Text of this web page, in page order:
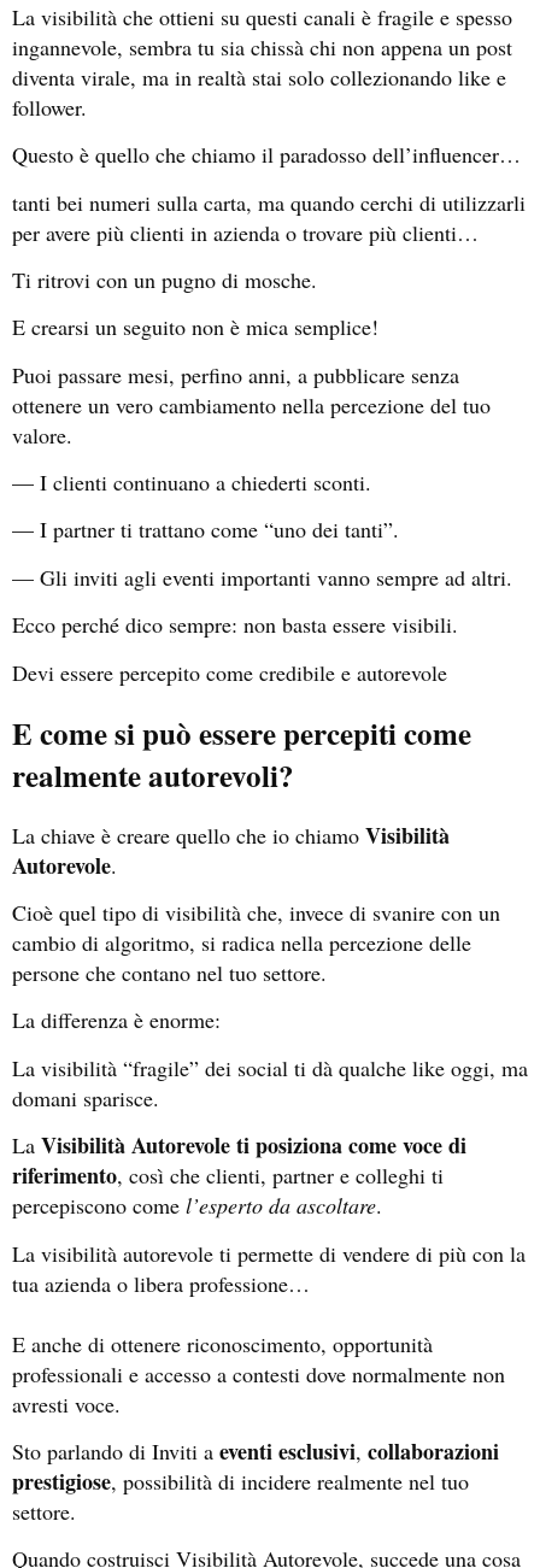
La visibilità che ottieni su questi canali è fragile e spesso
ingannevole, sembra tu sia chissà chi non appena un post
diventa virale, ma in realtà stai solo collezionando like e
follower.
Questo è quello che chiamo il paradosso dell’influencer…
tanti bei numeri sulla carta, ma quando cerchi di utilizzarli
per avere più clienti in azienda o trovare più clienti…
Ti ritrovi con un pugno di mosche.
E crearsi un seguito non è mica semplice!
Puoi passare mesi, perfino anni, a pubblicare senza
ottenere un vero cambiamento nella percezione del tuo
valore.
— I clienti continuano a chiederti sconti.
— I partner ti trattano come “uno dei tanti”.
— Gli inviti agli eventi importanti vanno sempre ad altri.
Ecco perché dico sempre: non basta essere visibili.
Devi essere percepito come credibile e autorevole
E come si può essere percepiti come
realmente autorevoli?
La chiave è creare quello che io chiamo Visibilità
Autorevole.
Cioè quel tipo di visibilità che, invece di svanire con un
cambio di algoritmo, si radica nella percezione delle
persone che contano nel tuo settore.
La differenza è enorme:
La visibilità “fragile” dei social ti dà qualche like oggi, ma
domani sparisce.
La Visibilità Autorevole ti posiziona come voce di
riferimento, così che clienti, partner e colleghi ti
percepiscono come l’esperto da ascoltare.
La visibilità autorevole ti permette di vendere di più con la
tua azienda o libera professione…
E anche di ottenere riconoscimento, opportunità
professionali e accesso a contesti dove normalmente non
avresti voce.
Sto parlando di Inviti a eventi esclusivi, collaborazioni
prestigiose, possibilità di incidere realmente nel tuo
settore.
Quando costruisci Visibilità Autorevole, succede una cosa